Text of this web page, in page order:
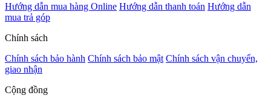
Hướng dẫn mua hàng Online Hướng dẫn thanh toán Hướng dẫn
mua trả góp
Chính sách
Chính sách bảo hành Chính sách bảo mật Chính sách vận chuyển,
giao nhận
Cộng đồng